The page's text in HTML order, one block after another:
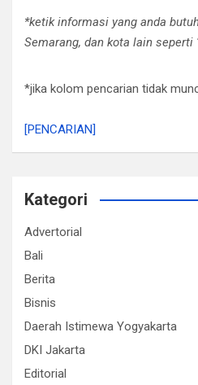
*ketik informasi yang anda
Semarang, dan kota lain seperti
*jika kolom pencarian tidak
[PENCARIAN]
Kategori
Advertorial
Bali
Berita
Bisnis
Daerah Istimewa Yogyakarta
DKI Jakarta
Editorial